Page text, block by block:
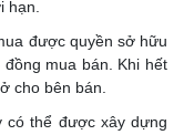
hạn.
được quyền sở hữu
mua bán. Khi hết
cho bên bán.
có thể được xây dựng